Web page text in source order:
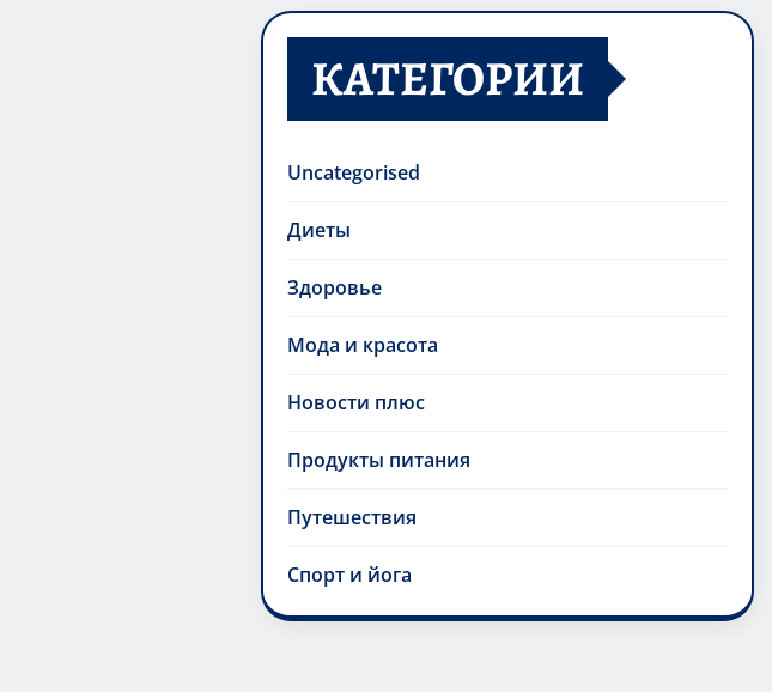
КАТЕГОРИИ
Uncategorised
Диеты
Здоровье
Мода и красота
Новости плюс
Продукты питания
Путешествия
Спорт и йога